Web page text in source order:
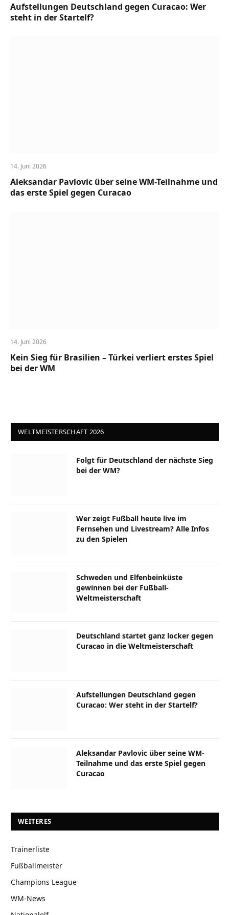
Aufstellungen Deutschland gegen Curacao: Wer
steht in der Startelf?
14. Juni 2026
Aleksandar Pavlovic über seine WM-Teilnahme und
das erste Spiel gegen Curacao
14. Juni 2026
Kein Sieg für Brasilien – Türkei verliert erstes Spiel
bei der WM
WELTMEISTERSCHAFT 2026
Folgt für Deutschland der nächste Sieg
bei der WM?
Wer zeigt Fußball heute live im
Fernsehen und Livestream? Alle Infos
zu den Spielen
Schweden und Elfenbeinküste
gewinnen bei der Fußball-
Weltmeisterschaft
Deutschland startet ganz locker gegen
Curacao in die Weltmeisterschaft
Aufstellungen Deutschland gegen
Curacao: Wer steht in der Startelf?
Aleksandar Pavlovic über seine WM-
Teilnahme und das erste Spiel gegen
Curacao
WEITERES
Trainerliste
Fußballmeister
Champions League
WM-News